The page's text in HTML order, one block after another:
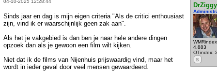
04-10-2025 12:28:44
DrZiggy
4.883
OTindex:
S
Sinds jaar en dag is mijn eigen criteria "Als de critici enthousiast
zijn, vind ik er waarschijnlijk geen zak aan".
Als het je vakgebied is dan ben je naar hele andere dingen
opzoek dan als je gewoon een film wilt kijken.
Niet dat ik de films van Nijenhuis prijswaardig vind, maar het
wordt in ieder geval door veel mensen gewaardeerd.